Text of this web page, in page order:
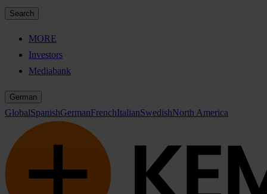
Search
MORE
Investors
Mediabank
German
GlobalSpanishGermanFrenchItalianSwedishNorth America